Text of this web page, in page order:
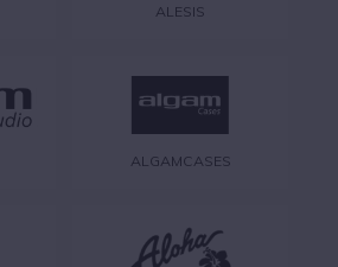
ALESIS
ALGAMCASES